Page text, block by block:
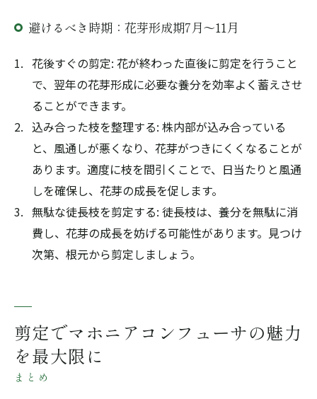
避けるべき時期：花芽形成期7月～11月
花後すぐの剪定: 花が終わった直後に剪定を行うこと
で、翌年の花芽形成に必要な養分を効率よく蓄えさせ
ることができます。
込み合った枝を整理する: 株内部が込み合っている
と、風通しが悪くなり、花芽がつきにくくなることが
あります。適度に枝を間引くことで、日当たりと風通
しを確保し、花芽の成長を促します。
無駄な徒長枝を剪定する: 徒長枝は、養分を無駄に消
費し、花芽の成長を妨げる可能性があります。見つけ
次第、根元から剪定しましょう。
まとめ
剪定でマホニアコンフューサの魅力
を最大限に